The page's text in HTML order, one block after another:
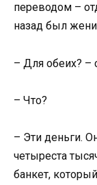
переводом –
назад был
– Для обеих? –
– Что?
– Эти деньги.
четыреста
банкет,